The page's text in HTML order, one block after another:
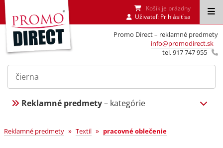
Promo Direct – reklamné predmety
info@promodirect.sk
tel. 917 747 955
Košík je prázdny
Uživateľ: Prihlásiť sa
Reklamné predmety– kategórie
Reklamné predmety » Textil » pracovné oblečenie